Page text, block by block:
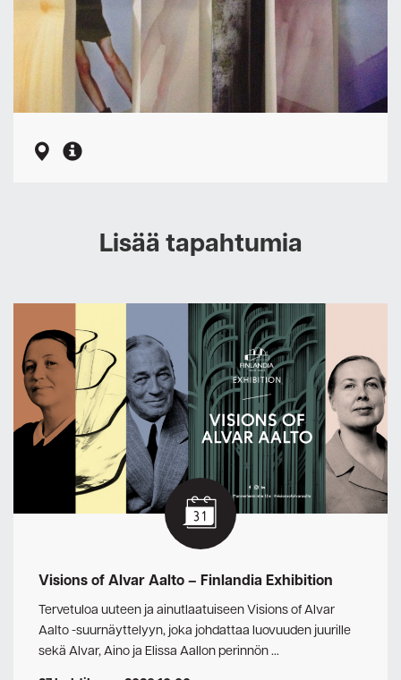
Lisää tapahtumia
Visions of Alvar Aalto – Finlandia Exhibition
Tervetuloa uuteen ja ainutlaatuiseen Visions of Alvar
Aalto -suurnäyttelyyn, joka johdattaa luovuuden juurille
sekä Alvar, Aino ja Elissa Aallon perinnön …